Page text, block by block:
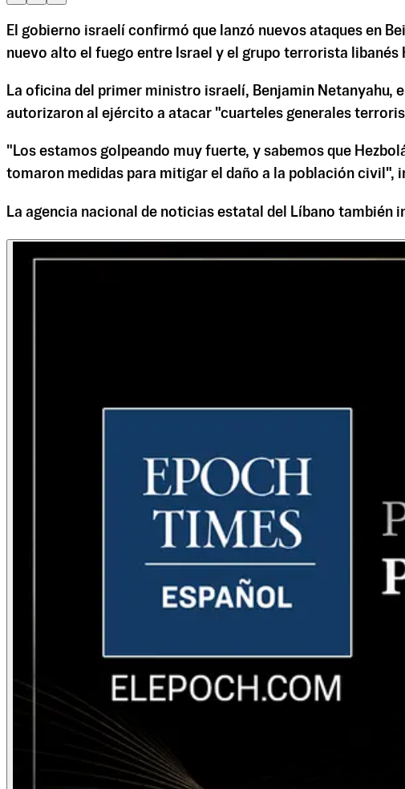
El gobierno israelí confirmó que lanzó nuevos ataques en
nuevo alto el fuego entre Israel y el grupo terrorista libanés
La oficina del primer ministro israelí, Benjamin Netanyahu,
autorizaron al ejército a atacar "cuarteles generales
"Los estamos golpeando muy fuerte, y sabemos que
tomaron medidas para mitigar el daño a la población civil",
La agencia nacional de noticias estatal del Líbano también